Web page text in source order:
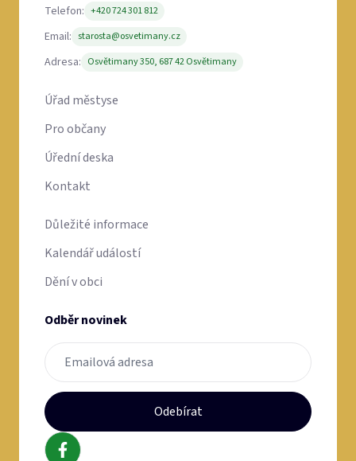
Telefon: +420 724 301 812
Email: starosta@osvetimany.cz
Adresa: Osvětimany 350, 687 42 Osvětimany
Úřad městyse
Pro občany
Úřední deska
Kontakt
Důležité informace
Kalendář událostí
Dění v obci
Odběr novinek
Odebírat